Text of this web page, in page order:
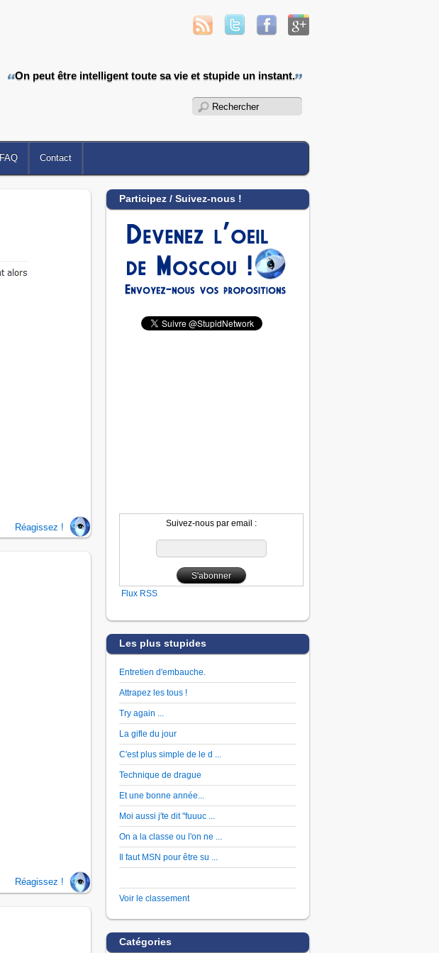
On peut être intelligent toute sa vie et stupide un instant.
FAQ Contact
Réagissez !
Réagissez !
Participez / Suivez-nous !
Suivez-nous par email :
Flux RSS
Les plus stupides
Entretien d'embauche.
Attrapez les tous !
Try again ...
La gifle du jour
C'est plus simple de le d ...
Technique de drague
Et une bonne année...
Moi aussi j'te dit "fuuuc ...
On a la classe ou l'on ne ...
Il faut MSN pour être su ...
Voir le classement
Catégories